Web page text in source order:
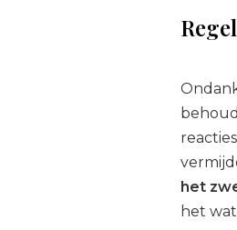
het
het